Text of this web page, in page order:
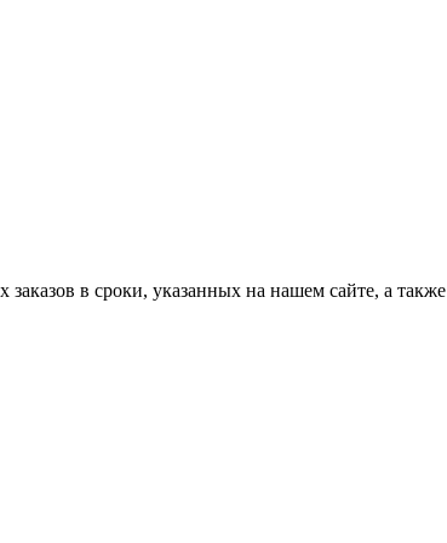
в сроки, указанных на нашем сайте, а также